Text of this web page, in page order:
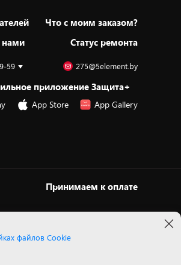
нами
Что с моим заказом?
Статус ремонта
59 275@5element.by
приложение Защита+
App Store App Gallery
Принимаем к оплате
файлов Cookie